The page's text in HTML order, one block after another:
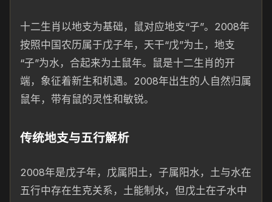
十二生肖以地支为基础，鼠对应地支“子”。2008年
按照中国农历属于戊子年，天干“戊”为土，地支
“子”为水，合起来为土鼠年。鼠是十二生肖的开
端，象征着新生和机遇。2008年出生的人自然归属
鼠年，带有鼠的灵性和敏锐。
传统地支与五行解析
2008年是戊子年，戊属阳土，子属阳水，土与水在
五行中存在生克关系，土能制水，但戊土在子水中